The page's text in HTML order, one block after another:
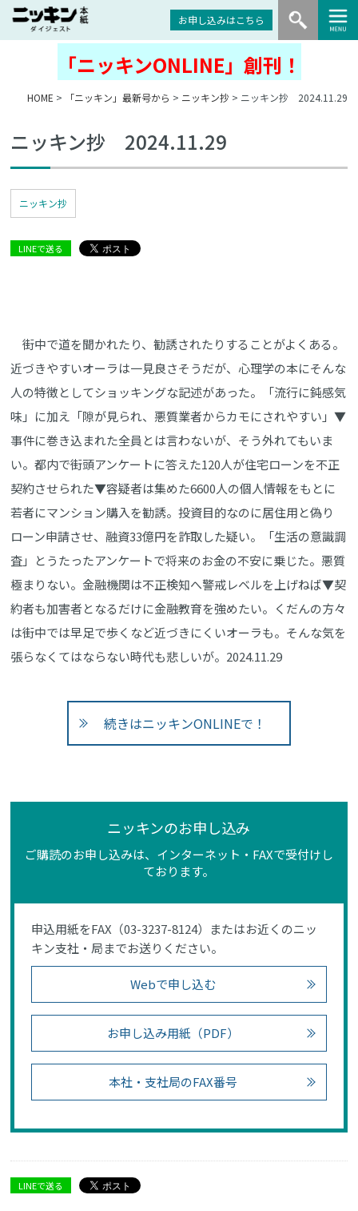
お申し込みはこちら
「ニッキンONLINE」創刊！
HOME > 「ニッキン」最新号から > ニッキン抄 > ニッキン抄 2024.11.29
ニッキン抄 2024.11.29
ニッキン抄
LINEで送る
街中で道を聞かれたり、勧誘されたりすることがよくある。
近づきやすいオーラは一見良さそうだが、心理学の本にそんな
人の特徴としてショッキングな記述があった。「流行に鈍感気
味」に加え「隙が見られ、悪質業者からカモにされやすい」▼
事件に巻き込まれた全員とは言わないが、そう外れてもいま
い。都内で街頭アンケートに答えた120人が住宅ローンを不正
契約させられた▼容疑者は集めた6600人の個人情報をもとに
若者にマンション購入を勧誘。投資目的なのに居住用と偽り
ローン申請させ、融資33億円を詐取した疑い。「生活の意識調
査」とうたったアンケートで将来のお金の不安に乗じた。悪質
極まりない。金融機関は不正検知へ警戒レベルを上げねば▼契
約者も加害者となるだけに金融教育を強めたい。くだんの方々
は街中では早足で歩くなど近づきにくいオーラも。そんな気を
張らなくてはならない時代も悲しいが。2024.11.29
続きはニッキンONLINEで！
ニッキンのお申し込み
ご購読のお申し込みは、インターネット・FAXで受付けし
ております。
申込用紙をFAX（03-3237-8124）またはお近くのニッ
キン支社・局までお送りください。
Webで申し込む
お申し込み用紙（PDF）
本社・支社局のFAX番号
LINEで送る